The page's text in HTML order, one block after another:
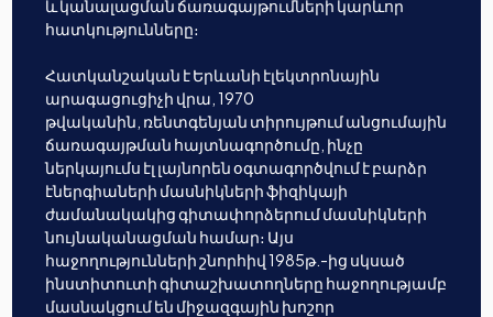
և կանալացման ճառագայթումների կարևոր
հատկությունները։
Հատկանշական է Երևանի էլեկտրոնային
արագացուցիչի վրա, 1970
թվականին, ռենտգենյան տիրույթում անցումային
ճառագայթման հայտնագործումը, ինչը
ներկայումս էլ լայնորեն օգտագործվում է բարձր
էներգիաների մասնիկների ֆիզիկայի
ժամանակակից գիտափորձերում մասնիկների
նույնականացման համար։ Այս
հաջողությունների շնորհիվ 1985թ.-ից սկսած
ինստիտուտի գիտաշխատողները հաջողությամբ
մասնակցում են միջազգային խոշոր